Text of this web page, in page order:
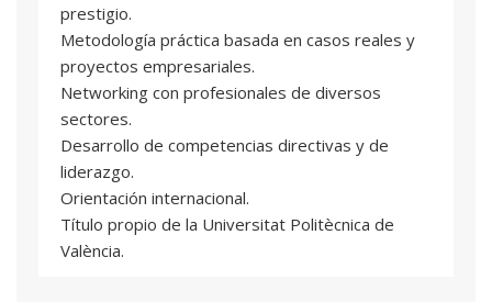
Ignacio Sanchez Ridaura
sector
Maria Del Val Segarra Oña
Universidad
Francisco Sánchez Cid
03 HUMAN RESOURCE MANAGEMENT &
SKILLS
8 ECTS
Sonsoles Frontera Toldrá
prestigio.
Metodología práctica basada en casos reales y
proyectos empresariales.
Networking con profesionales de diversos
sectores.
Desarrollo de competencias directivas y de
liderazgo.
Orientación internacional.
Título propio de la Universitat Politècnica de
València.